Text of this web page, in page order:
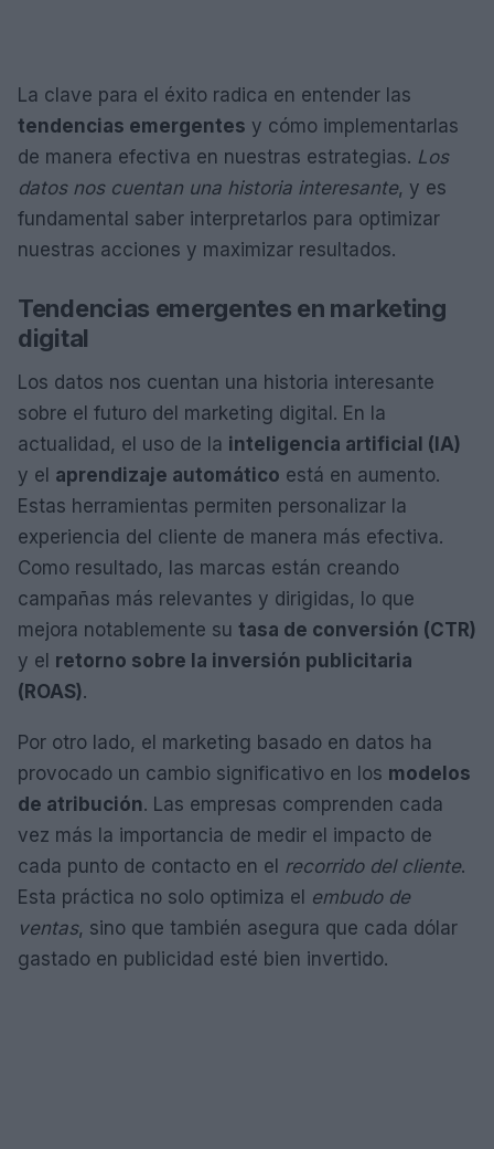
La clave para el éxito radica en entender las
tendencias emergentes y cómo implementarlas
de manera efectiva en nuestras estrategias. Los
datos nos cuentan una historia interesante, y es
fundamental saber interpretarlos para optimizar
nuestras acciones y maximizar resultados.
Tendencias emergentes en marketing
digital
Los datos nos cuentan una historia interesante
sobre el futuro del marketing digital. En la
actualidad, el uso de la inteligencia artificial (IA)
y el aprendizaje automático está en aumento.
Estas herramientas permiten personalizar la
experiencia del cliente de manera más efectiva.
Como resultado, las marcas están creando
campañas más relevantes y dirigidas, lo que
mejora notablemente su tasa de conversión (CTR)
y el retorno sobre la inversión publicitaria
(ROAS).
Por otro lado, el marketing basado en datos ha
provocado un cambio significativo en los modelos
de atribución. Las empresas comprenden cada
vez más la importancia de medir el impacto de
cada punto de contacto en el recorrido del cliente.
Esta práctica no solo optimiza el embudo de
ventas, sino que también asegura que cada dólar
gastado en publicidad esté bien invertido.